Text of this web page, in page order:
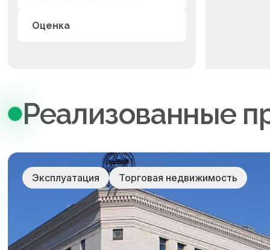
Оценка
Реализованные
Эксплуатация Торговая недвижимость